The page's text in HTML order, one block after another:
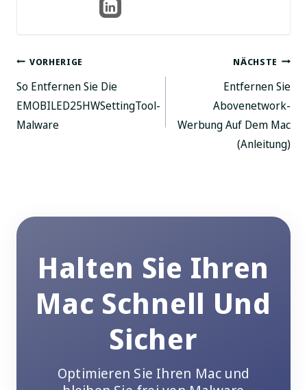
Beitragsnavigation
VORHERIGE
So Entfernen Sie Die
EMOBILED25HWSettingTool-
Malware
NÄCHSTE
Entfernen Sie
Abovenetwork-
Werbung Auf Dem Mac
(Anleitung)
Halten Sie Ihren
Mac Schnell Und
Sicher
Optimieren Sie Ihren Mac und